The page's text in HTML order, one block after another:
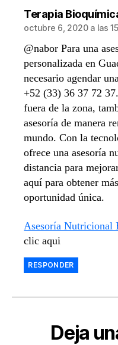
Terapia
octubre 6, 2020 a las
@nabor Para una
personalizada en
necesario agendar
+52 (33) 36 37 72
fuera de la zona,
asesoría de manera
mundo. Con la
ofrece una asesoría
distancia para
aquí para obtener
oportunidad única.
Asesoría Nutricional
clic aqui
RESPONDER
Deja